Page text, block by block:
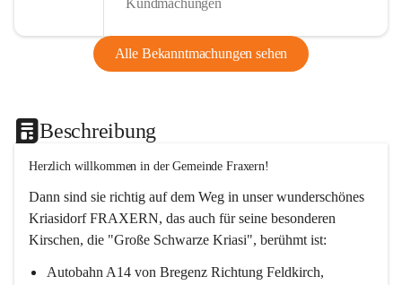
Kundmachungen
Alle Bekanntmachungen sehen
Beschreibung
Herzlich willkommen in der Gemeinde Fraxern!
Dann sind sie richtig auf dem Weg in unser wunderschönes
Kriasidorf FRAXERN, das auch für seine besonderen
Kirschen, die "Große Schwarze Kriasi", berühmt ist:
Autobahn A14 von Bregenz Richtung Feldkirch,